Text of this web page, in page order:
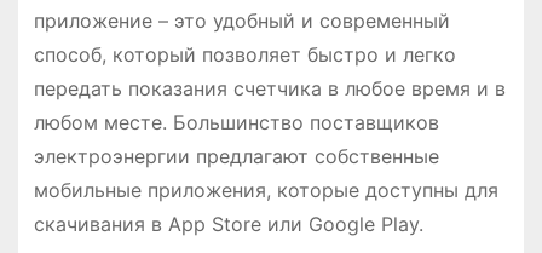
приложение – это удобный и современный
способ, который позволяет быстро и легко
передать показания счетчика в любое время и в
любом месте. Большинство поставщиков
электроэнергии предлагают собственные
мобильные приложения, которые доступны для
скачивания в App Store или Google Play.